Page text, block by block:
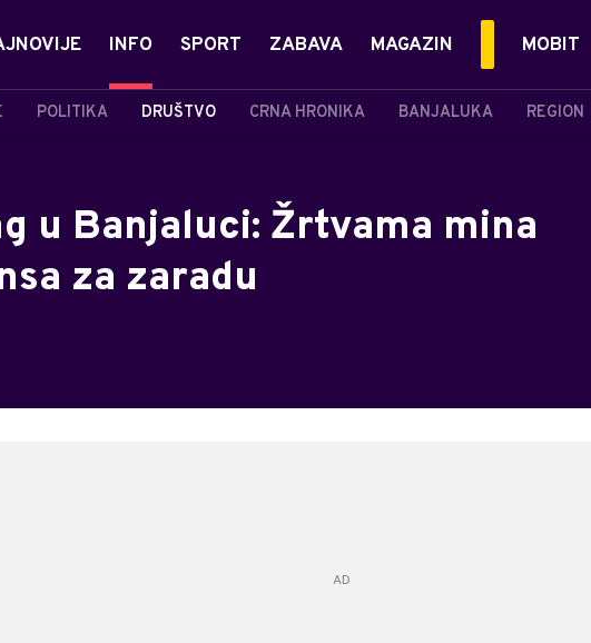
INFO
POLITIKA DRUŠTVO CRNA HRONIKA BANJALUKA REGION
SPORT ZABAVA MAGAZIN MOBIT
u Banjaluci: Žrtvama mina
za zaradu